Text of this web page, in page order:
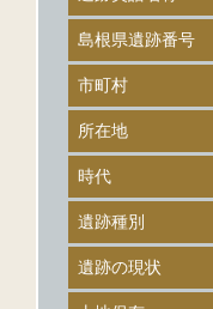
島根県遺跡番号
市町村
所在地
時代
遺跡種別
遺跡の現状